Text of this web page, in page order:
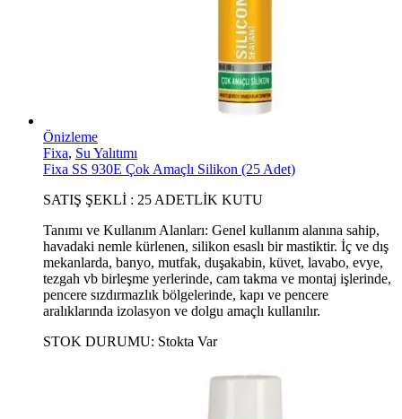
Önizleme
Fixa, Su Yalıtımı
Fixa SS 930E Çok Amaçlı Silikon (25 Adet)
SATIŞ ŞEKLİ : 25 ADETLİK KUTU
Tanımı ve Kullanım Alanları: Genel kullanım alanına sahip,
havadaki nemle kürlenen, silikon esaslı bir mastiktir. İç ve dış
mekanlarda, banyo, mutfak, duşakabin, küvet, lavabo, evye,
tezgah vb birleşme yerlerinde, cam takma ve montaj işlerinde,
pencere sızdırmazlık bölgelerinde, kapı ve pencere
aralıklarında izolasyon ve dolgu amaçlı kullanılır.
STOK DURUMU: Stokta Var